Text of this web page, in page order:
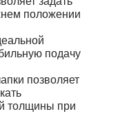
положении
подачу
позволяет
толщины при